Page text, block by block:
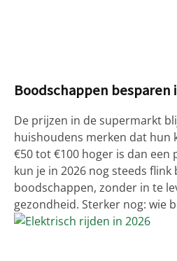
Boodschappen besparen
De prijzen in de supermarkt
huishoudens merken dat hun
€50 tot €100 hoger is dan een
kun je in 2026 nog steeds flink
boodschappen, zonder in te
gezondheid. Sterker nog: wie